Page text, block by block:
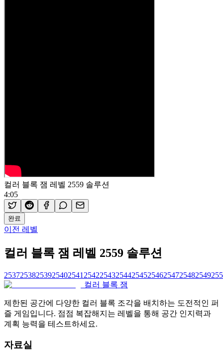
컬러 블록 잼 레벨 2559 솔루션
4:05
완료
이전 레벨
컬러 블록 잼 레벨 2559 솔루션
25372538253925402541 25422543254425452546254725482549
컬러 블록 잼
제한된 공간에 다양한 컬러 블록 조각을 배치하는 도전적인 퍼
즐 게임입니다. 점점 복잡해지는 레벨을 통해 공간 인지력과
계획 능력을 테스트하세요.
자료실